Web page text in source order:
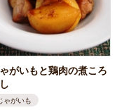
がいもと鶏肉の煮ころ
ゃがいも